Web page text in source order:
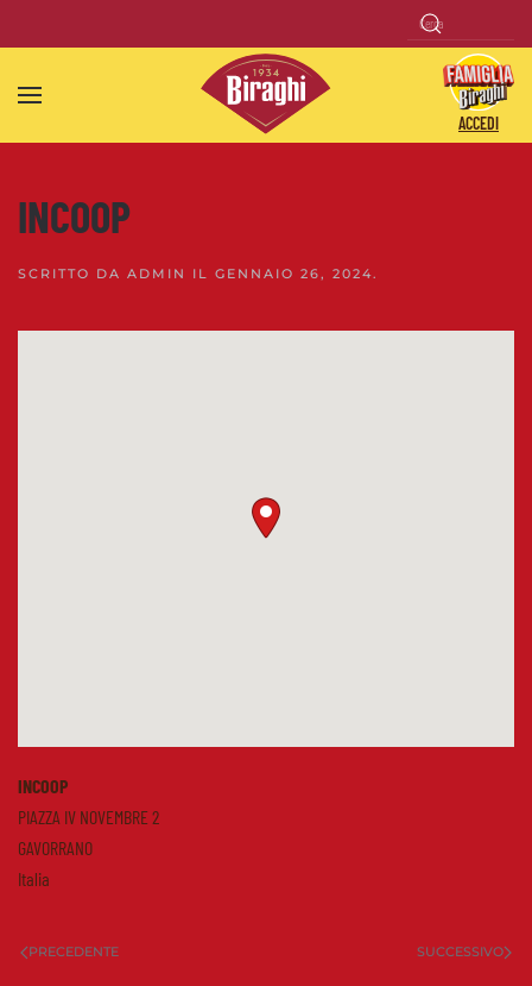
Skip to main content
ACCEDI
INCOOP
SCRITTO DA ADMIN IL GENNAIO 26, 2024.
INCOOP
PIAZZA IV NOVEMBRE 2
GAVORRANO
Italia
PRECEDENTE SUCCESSIVO